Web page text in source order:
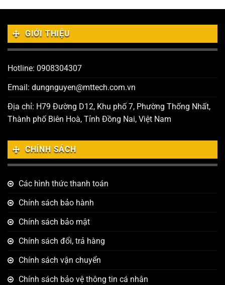
GIỚI THIỆU
Hotline: 0908304307
Email: dungnguyen@mttech.com.vn
Địa chỉ: H79 Đường D12, Khu phố 7, Phường Thống Nhất,
Thành phố Biên Hoà, Tỉnh Đồng Nai, Việt Nam
CHÍNH SÁCH
Các hình thức thanh toán
Chính sách bảo hành
Chính sách bảo mật
Chính sách đổi, trả hàng
Chính sách vận chuyển
Chính sách bảo vệ thông tin cá nhân